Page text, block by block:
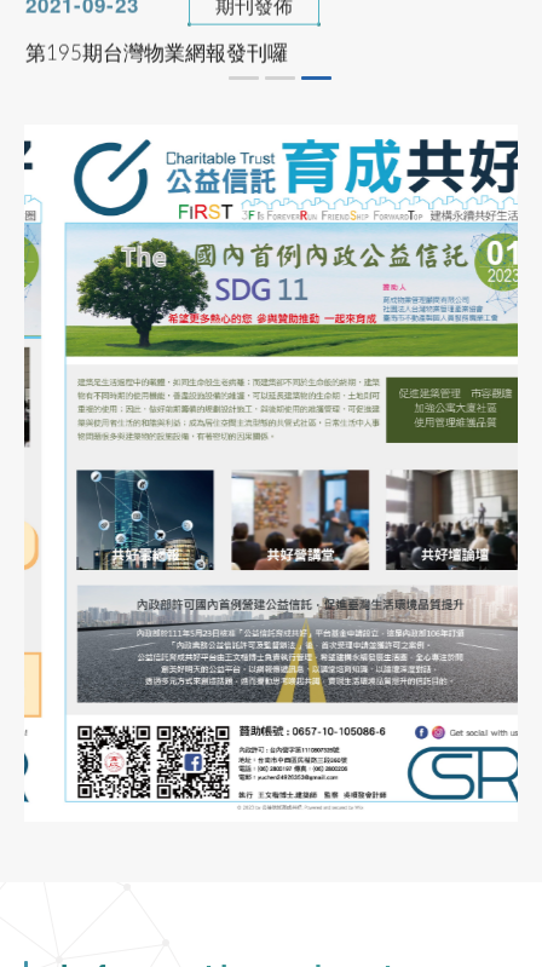
第195期台灣物業網報發刊囉
公寓大廈事務管理人員培訓講習臺南班
2024-07-22 協會公告
公寓大廈事務管理人員培訓講習高雄班
2024-03-06 協會公告
113年度下半年產投課程
2024-04-24 協會公告
社區住戶規約及管理費制定實務班第01期(高雄班)
2024-05-01 協會公告
市區道路無障礙設計講習
2023-12-10 協會公告
公益講座-建照抽查缺失與錯誤態樣說明
2022-10-31 業界資訊
臺南市不動產製圖人員服務職業工會徵求會員公告
產投補助課程
113/08/26 ~ 113/10/16
室內裝修工程與品質檢驗管理專業人才培訓
See more
物業管理課程
113年9月9~12日
113/9/9~12公寓大廈事務管理人員培訓講習
(高雄班)
See more
物業管理課程